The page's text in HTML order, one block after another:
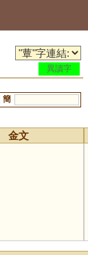
異讀字
簡
金文